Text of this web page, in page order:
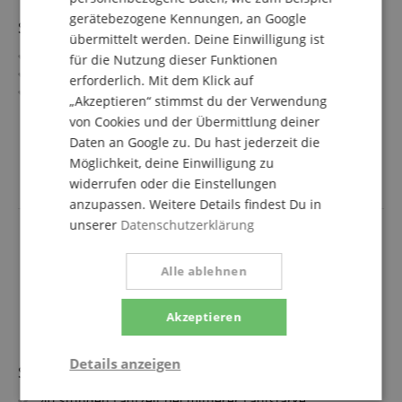
Soundboks The Backpack
Deutlich verbesserte Ergonomie
Komfortabler Tragekomfort
Kompatibel mit allen bestehenden SOUNDBOKS
Modellen
Intuitives Zwei-Riemen-System
ABS-Rückwand
Stoff aus Nylon und Polyester
mehr anzeigen
145,00 €
Versandkostenfrei (AT)
inkl. MwSt.
Soundboks The Battery
gerätebezogene Kennungen, an Google
übermittelt werden. Deine Einwilligung ist
für die Nutzung dieser Funktionen
erforderlich. Mit dem Klick auf
„Akzeptieren“ stimmst du der Verwendung
von Cookies und der Übermittlung deiner
Daten an Google zu. Du hast jederzeit die
Möglichkeit, deine Einwilligung zu
widerrufen oder die Einstellungen
anzupassen. Weitere Details findest Du in
unserer Datenschutzerklärung
Akzeptieren
Alle ablehnen
Details anzeigen